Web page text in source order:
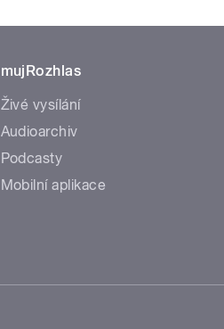
mujRozhlas
Živé vysílání
Audioarchiv
Podcasty
Mobilní aplikace